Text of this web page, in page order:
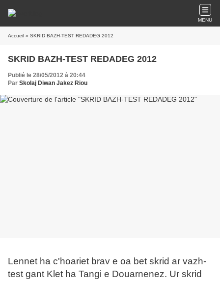
MENU
Accueil » SKRID BAZH-TEST REDADEG 2012
SKRID BAZH-TEST REDADEG 2012
Publié le 28/05/2012 à 20:44
Par Skolaj Diwan Jakez Riou
Lennet ha c'hoariet brav e oa bet skrid ar vazh-
test gant Klet ha Tangi e Douarnenez. Ur skrid